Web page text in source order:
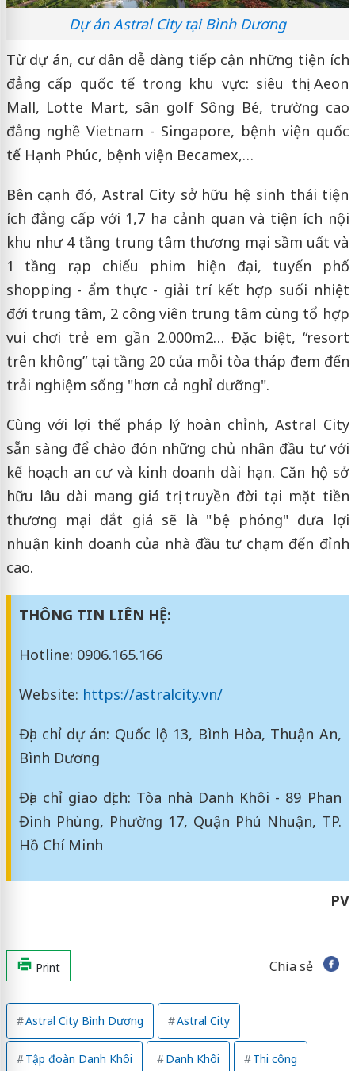
Dự án Astral City tại Bình Dương
Từ dự án, cư dân dễ dàng tiếp cận những tiện ích
đẳng cấp quốc tế trong khu vực: siêu thị Aeon
Mall, Lotte Mart, sân golf Sông Bé, trường cao
đẳng nghề Vietnam - Singapore, bệnh viện quốc
tế Hạnh Phúc, bệnh viện Becamex,…
Bên cạnh đó, Astral City sở hữu hệ sinh thái tiện
ích đẳng cấp với 1,7 ha cảnh quan và tiện ích nội
khu như 4 tầng trung tâm thương mại sầm uất và
1 tầng rạp chiếu phim hiện đại, tuyến phố
shopping - ẩm thực - giải trí kết hợp suối nhiệt
đới trung tâm, 2 công viên trung tâm cùng tổ hợp
vui chơi trẻ em gần 2.000m2… Đặc biệt, “resort
trên không” tại tầng 20 của mỗi tòa tháp đem đến
trải nghiệm sống "hơn cả nghỉ dưỡng".
Cùng với lợi thế pháp lý hoàn chỉnh, Astral City
sẵn sàng để chào đón những chủ nhân đầu tư với
kế hoạch an cư và kinh doanh dài hạn. Căn hộ sở
hữu lâu dài mang giá trị truyền đời tại mặt tiền
thương mại đắt giá sẽ là "bệ phóng" đưa lợi
nhuận kinh doanh của nhà đầu tư chạm đến đỉnh
cao.
THÔNG TIN LIÊN HỆ:
Hotline: 0906.165.166
Website: https://astralcity.vn/
Địa chỉ dự án: Quốc lộ 13, Bình Hòa, Thuận An,
Bình Dương
Địa chỉ giao dịch: Tòa nhà Danh Khôi - 89 Phan
Đình Phùng, Phường 17, Quận Phú Nhuận, TP.
Hồ Chí Minh
PV
Print Chia sẻ
Astral City Bình Dương Astral City
Tập đoàn Danh Khôi Danh Khôi Thi công